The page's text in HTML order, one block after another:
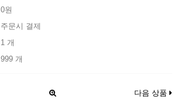
0원
주문시 결제
1 개
999 개
다음 상품